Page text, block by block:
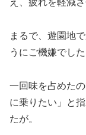
え、疲れを軽減
まるで、遊園地
うにご機嫌でした
一回味を占めた
に乗りたい」と
たが。